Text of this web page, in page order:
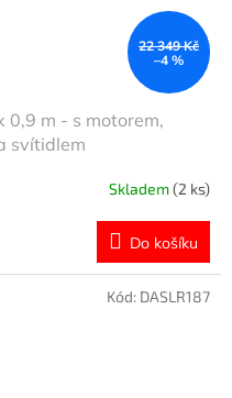
22 349 Kč
–4 %
0,9 m - s motorem,
svítidlem
Skladem(2 ks)
Do košíku
Kód: DASLR187